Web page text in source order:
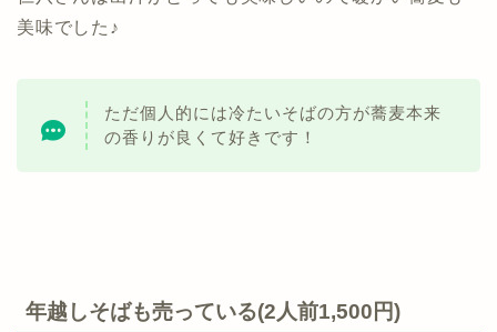
美味でした♪
ただ個人的には冷たいそばの方が蕎麦本来
の香りが良くて好きです！
年越しそばも売っている(2人前1,500円)